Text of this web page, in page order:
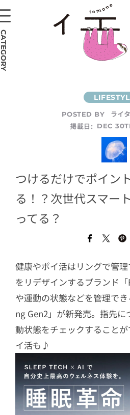
POSTED BY
ライ
掲載日:
DEC
つけるだけでポイン
る！？次世代スマー
ってる？
健康やポイ活はリングで管
をリデザインするブランド
や運動の状態などを管理で
ng Gen2」が新発売。指先
動状態をチェックすること
イ活も♪